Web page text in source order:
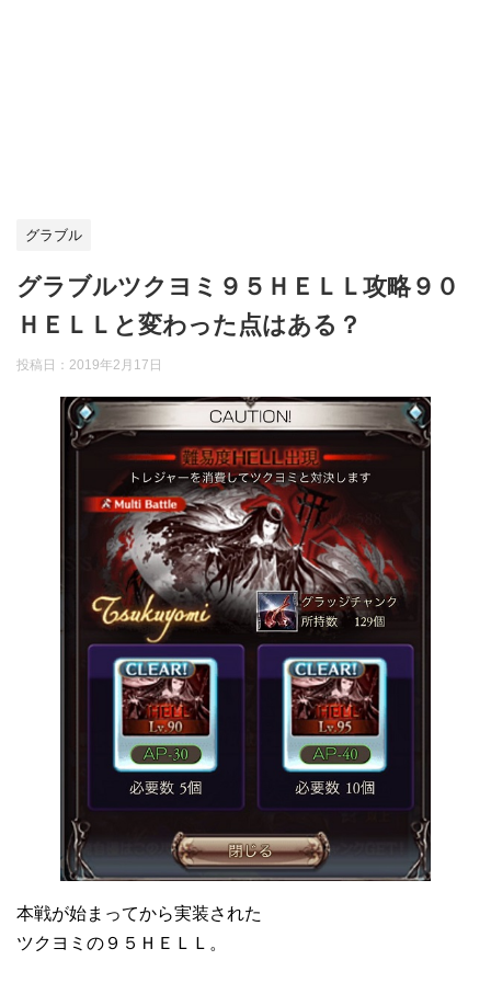
グラブル
グラブルツクヨミ９５ＨＥＬＬ攻略９０
ＨＥＬＬと変わった点はある？
投稿日： 2019年2月17日
本戦が始まってから実装された
ツクヨミの９５ＨＥＬＬ。